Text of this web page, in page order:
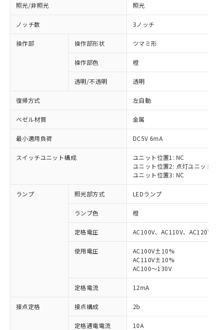
照光/非照光 照光
ノッチ数 3ノッチ
操作部 操作部形状 ツマミ形
操作部色 橙
透明/不透明 透明
復帰方式 左自動
ベゼル材質 金属
最小適用負荷 DC5V 6mA
スイッチユニット構成
ユニット位置1: NC
ユニット位置2: 点灯ユニット
ユニット位置3: NC
ランプ 照光部方式 LEDランプ
ランプ色 橙
定格電圧 AC100V、AC110V、AC120V
使用電圧
AC100V±10%
AC110V±10%
AC100～130V
定格電流 12mA
接点定格 接点構成 2b
定格通電電流 10A
ご利用条件
対応済み：EU RoHS指令（10物質）の
非含有に対応した製品が提供可能な商品で
対応予定：EU RoHS指令（10物質）の非含
有に対応した製品に切り替える予定のある